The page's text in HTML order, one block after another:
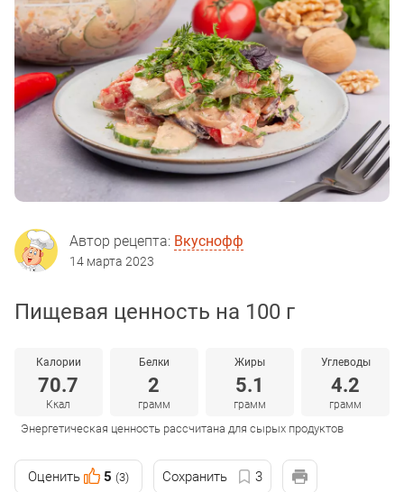
Автор рецепта: Вкуснофф
14 марта 2023
Пищевая ценность на 100 г
Калории
70.7
Ккал
Белки
2
грамм
Жиры
5.1
грамм
Углеводы
4.2
грамм
Энергетическая ценность рассчитана для сырых продуктов
Оценить 5 (3) Сохранить 3